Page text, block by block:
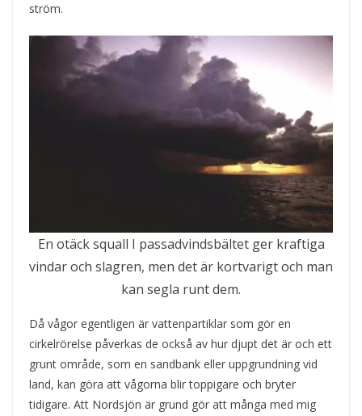
ström.
En otäck squall I passadvindsbältet ger kraftiga
vindar och slagren, men det är kortvarigt och man
kan segla runt dem.
Då vågor egentligen är vattenpartiklar som gör en
cirkelrörelse påverkas de också av hur djupt det är och ett
grunt område, som en sandbank eller uppgrundning vid
land, kan göra att vågorna blir toppigare och bryter
tidigare. Att Nordsjön är grund gör att många med mig